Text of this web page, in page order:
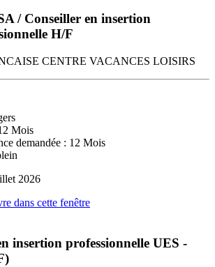
/ Conseiller en insertion
H/F
CENTRE VACANCES LOISIRS
Mois
demandée : 12 Mois
2026
dans cette fenêtre
insertion professionnelle UES -